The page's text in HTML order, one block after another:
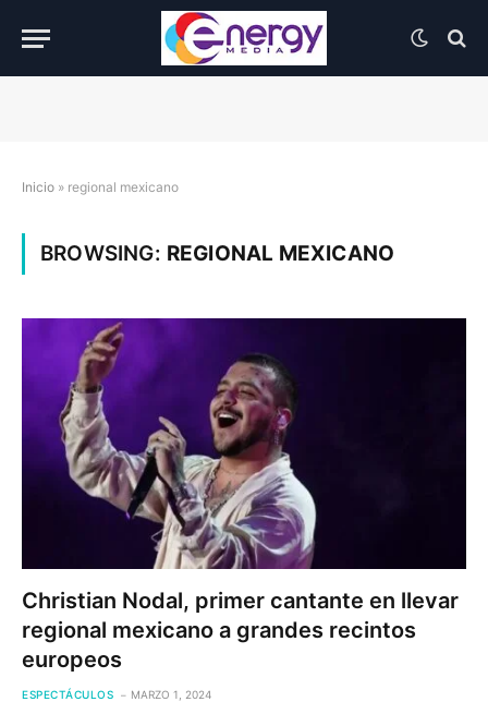
Inicio » regional mexicano
BROWSING: REGIONAL MEXICANO
Christian Nodal, primer cantante en llevar
regional mexicano a grandes recintos
europeos
ESPECTÁCULOS MARZO 1, 2024